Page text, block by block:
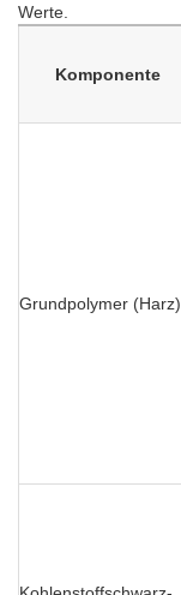
Werte.
Komponente
Grundpolymer (Harz)